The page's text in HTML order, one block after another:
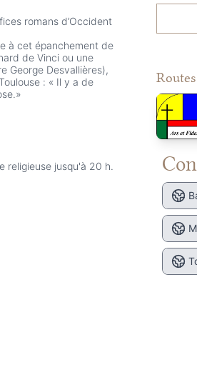
romans d’Occident
à cet épanchement de
de Vinci ou une
George Desvallières),
: « Il y a de
religieuse jusqu'à 20 h.